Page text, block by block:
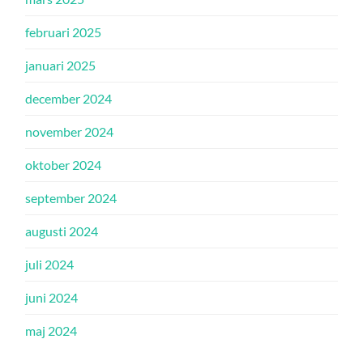
februari 2025
januari 2025
december 2024
november 2024
oktober 2024
september 2024
augusti 2024
juli 2024
juni 2024
maj 2024